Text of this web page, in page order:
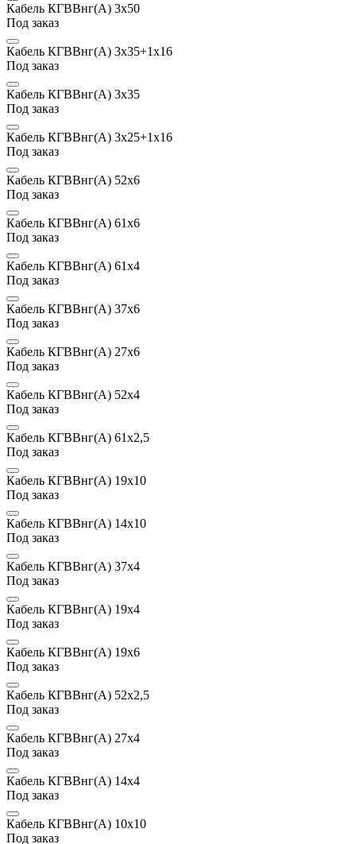
Кабель КГВВнг(А) 3х50
Под заказ
Кабель КГВВнг(А) 3х35+1х16
Под заказ
Кабель КГВВнг(А) 3х35
Под заказ
Кабель КГВВнг(А) 3х25+1х16
Под заказ
Кабель КГВВнг(А) 52х6
Под заказ
Кабель КГВВнг(А) 61х6
Под заказ
Кабель КГВВнг(А) 61х4
Под заказ
Кабель КГВВнг(А) 37х6
Под заказ
Кабель КГВВнг(А) 27х6
Под заказ
Кабель КГВВнг(А) 52х4
Под заказ
Кабель КГВВнг(А) 61х2,5
Под заказ
Кабель КГВВнг(А) 19х10
Под заказ
Кабель КГВВнг(А) 14х10
Под заказ
Кабель КГВВнг(А) 37х4
Под заказ
Кабель КГВВнг(А) 19х4
Под заказ
Кабель КГВВнг(А) 19х6
Под заказ
Кабель КГВВнг(А) 52х2,5
Под заказ
Кабель КГВВнг(А) 27х4
Под заказ
Кабель КГВВнг(А) 14х4
Под заказ
Кабель КГВВнг(А) 10х10
Под заказ